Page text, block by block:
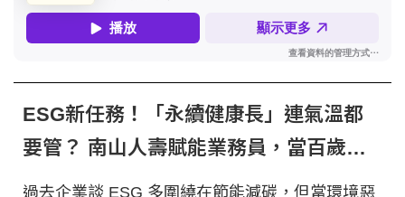
模式，帶領故鄉產業重新站上國際舞台。 - 主持人
｜儀璇 與談人｜鮮物本鋪創辦人李勝興 文章連結
ESG新任務！「永續健康長」連氣溫都
要管？ 南山人壽賦能業務員，當百歲人
生「配速教練」feat. 陳維新｜自綠生活
過去企業談 ESG 多圍繞在節能減碳，但當環境惡